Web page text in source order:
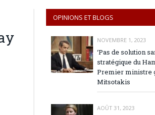
OPINIONS ET BLOGS
NOVEMBRE 1, 2023
‘Pas de solution
stratégique du
Premier ministre
Mitsotakis
AOÛT 31, 2023